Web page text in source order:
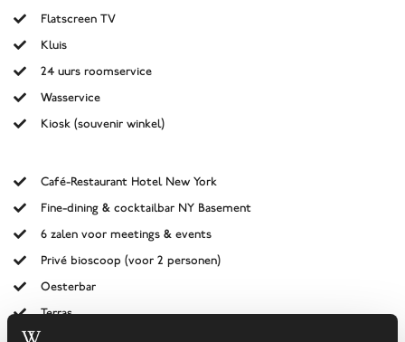
Flatscreen TV
Kluis
24 uurs roomservice
Wasservice
Kiosk (souvenir winkel)
Café-Restaurant Hotel New York
Fine-dining & cocktailbar NY Basement
6 zalen voor meetings & events
Privé bioscoop (voor 2 personen)
Oesterbar
Terras